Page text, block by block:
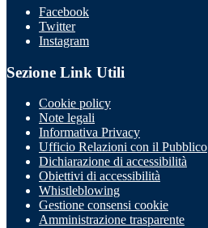
Facebook
Twitter
Instagram
Sezione Link Utili
Cookie policy
Note legali
Informativa Privacy
Ufficio Relazioni con il Pubblico
Dichiarazione di accessibilità
Obiettivi di accessibilità
Whistleblowing
Gestione consensi cookie
Amministrazione trasparente